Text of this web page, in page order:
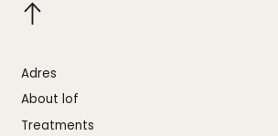
Adres
About lof
Treatments